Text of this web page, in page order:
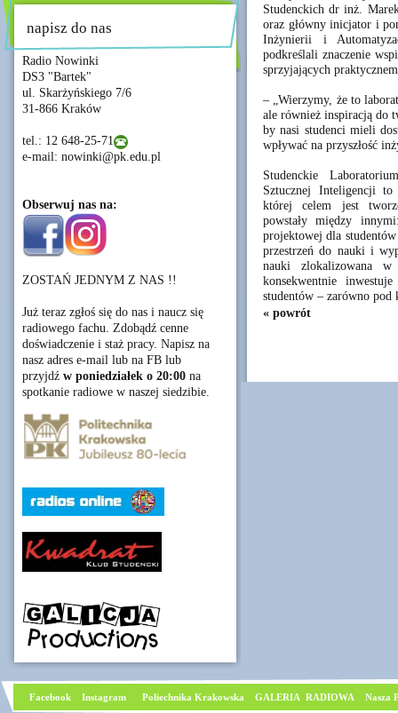
napisz do nas
Radio Nowinki
DS3 "Bartek"
ul. Skarżyńskiego 7/6
31-866 Kraków
tel.: 12 648-25-71
e-mail: nowinki@pk.edu.pl
Obserwuj nas na:
ZOSTAŃ JEDNYM Z NAS !!
Już teraz zgłoś się do nas i naucz się
radiowego fachu. Zdobądź cenne
doświadczenie i staż pracy. Napisz na
nasz adres e-mail lub na FB lub
przyjdź w poniedziałek o 20:00 na
spotkanie radiowe w naszej siedzibie.
Studenckich dr inż.
oraz główny inicjator i
Inżynierii i
podkreślali znaczenie
sprzyjających
– „Wierzymy, że to
ale również inspiracją do
by nasi studenci mieli
wpływać na przyszłość
Studenckie
Sztucznej Inteligencji
której celem jest
powstały między
projektowej dla
przestrzeń do nauki i
nauki zlokalizowana
konsekwentnie
studentów – zarówno
« powrót
Facebook Instagram Poliechnika Krakowska GALERIA RADIOWA Nasza